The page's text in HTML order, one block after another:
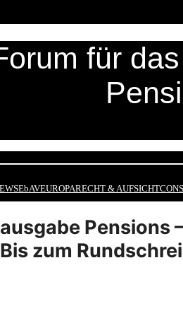
für
EbAVEUROPARECHT & AUFSICHT
Pensions
zum